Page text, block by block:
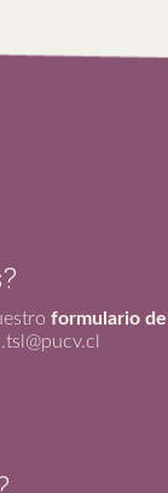
formulario de